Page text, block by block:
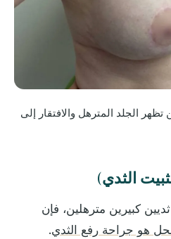
تظهر الجلد المترهل والافتقار إلى
الثدي)
كبيرين مترهلين، فإن
هو جراحة رفع الثدي.